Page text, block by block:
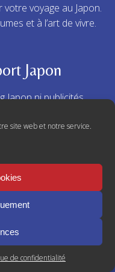
site web et notre service.
de confidentialité
voyage au Japon.
et à l’art de vivre.
Japon
Japon ni publicités
par mes soins).
n'hésitez pas à
mois (TTC), et
exclusives !